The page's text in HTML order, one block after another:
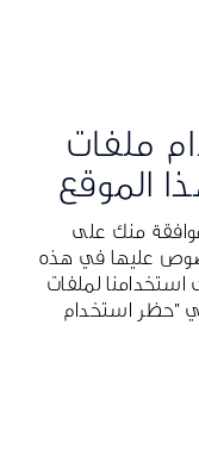
ملفات
الموقع
منك على
عليها في هذه
لملفات
"حظر استخدام